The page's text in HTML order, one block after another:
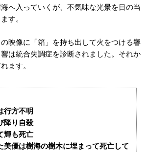
へ入っていくが、不気味な光景を目の当
す。
映像に「箱」を持ち出して火をつける響
は統合失調症を診断されました。それか
ます。
行方不明
降り自殺
輝も死亡
美優は樹海の樹木に埋まって死亡して